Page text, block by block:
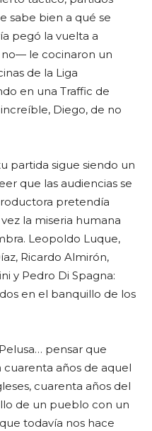
sabe bien a qué se
pegó la vuelta a
no— le cocinaron un
de la Liga
en una Traffic de
Diego, de no
partida sigue siendo un
que las audiencias se
pretendía
la miseria humana
Leopoldo Luque,
Ricardo Almirón,
y Pedro Di Spagna:
en el banquillo de los
pensar que
años de aquel
cuarenta años del
de un pueblo con un
todavía nos hace